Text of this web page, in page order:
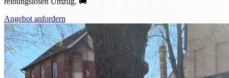
Angebot anfordern